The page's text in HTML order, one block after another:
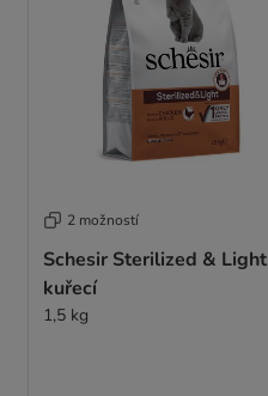
2 možností
Schesir Sterilized & Light
kuřecí
1,5 kg